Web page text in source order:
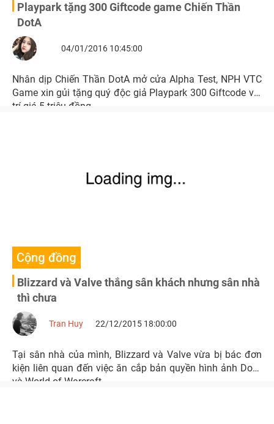
Playpark tặng 300 Giftcode game Chiến Thần
DotA
04/01/2016 10:45:00
Nhân dịp Chiến Thần DotA mở cửa Alpha Test, NPH VTC
Game xin gủi tặng quý độc giả Playpark 300 Giftcode với
trí giá 5 triệu đồng.
Cộng đồng
Blizzard và Valve thắng sân khách nhưng sân nhà
thì chưa
Tran Huy 22/12/2015 18:00:00
Tại sân nhà của mình, Blizzard và Valve vừa bị bác đơn
kiện liên quan đến việc ăn cắp bản quyền hình ảnh DotA
và World of Warcraft.